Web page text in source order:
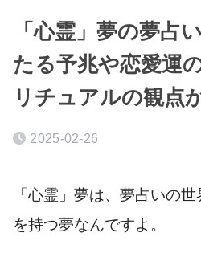
「心霊」夢の夢占
たる予兆や恋愛運
リチュアルの観点
2025-02-26
「心霊」夢は、夢占いの
を持つ夢なんですよ。